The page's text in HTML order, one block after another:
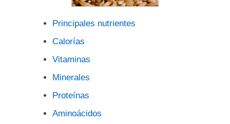
Principales nutrientes
Calorías
Vitaminas
Minerales
Proteínas
Aminoácidos